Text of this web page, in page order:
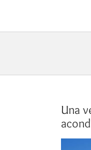
Una